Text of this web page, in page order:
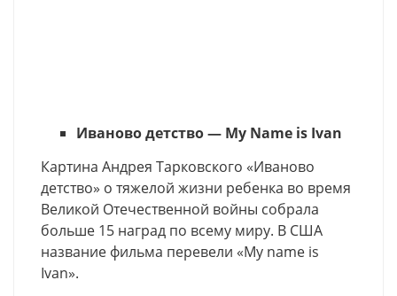
Иваново детство — My Name is Ivan
Картина Андрея Тарковского «Иваново
детство» о тяжелой жизни ребенка во время
Великой Отечественной войны собрала
больше 15 наград по всему миру. В США
название фильма перевели «My name is
Ivan».